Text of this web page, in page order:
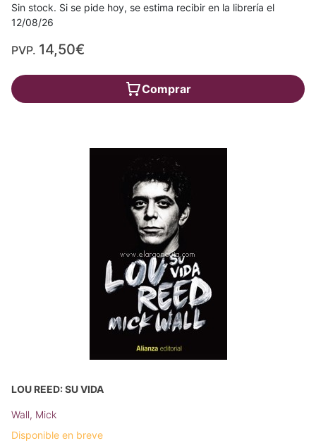
Sin stock. Si se pide hoy, se estima recibir en la librería el
12/08/26
PVP. 14,50€
Comprar
LOU REED: SU VIDA
Wall, Mick
Disponible en breve